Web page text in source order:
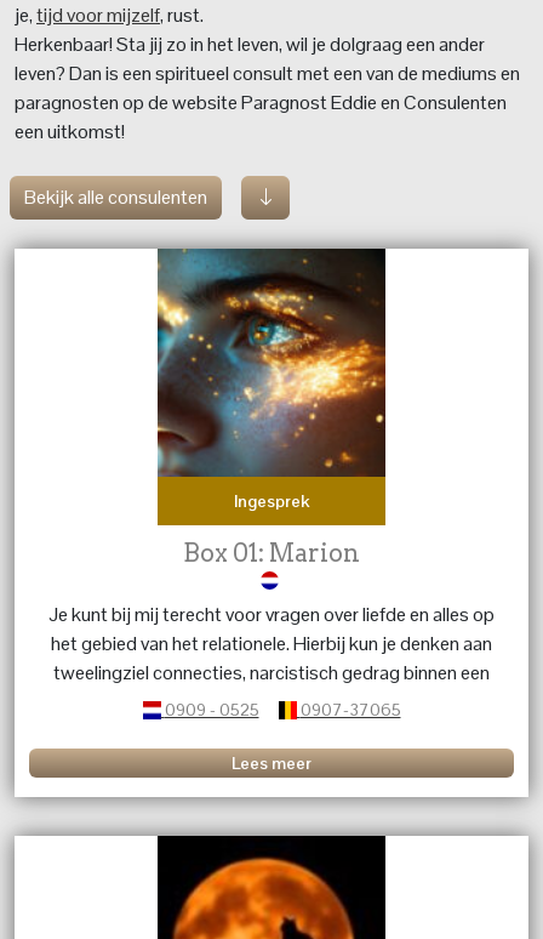
je,tijd voor mijzelf, rust.
Herkenbaar! Sta jij zo in het leven, wil je dolgraag een ander
leven? Dan is een spiritueel consult met een van de mediums en
paragnosten op de website Paragnost Eddie en Consulenten
een uitkomst!
Bekijk alle consulenten
Ingesprek
Box 01: Marion
Je kunt bij mij terecht voor vragen over liefde en alles op
het gebied van het relationele. Hierbij kun je denken aan
tweelingziel connecties, narcistisch gedrag binnen een
relatie. Als coach en medium kijk ik naar jouw situatie.
0909 - 0525 0907-37065
Lees meer